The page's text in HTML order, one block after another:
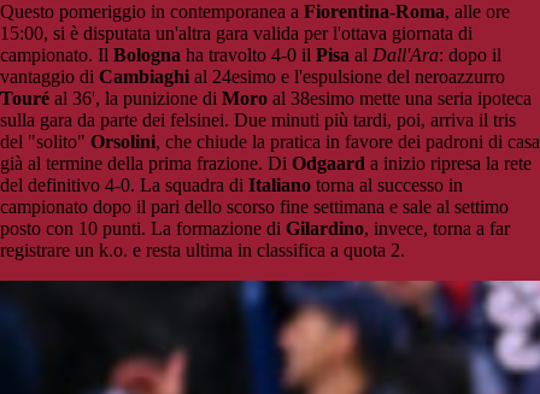
Questo pomeriggio in contemporanea a Fiorentina-Roma, alle ore
15:00, si è disputata un'altra gara valida per l'ottava giornata di
campionato. Il Bologna ha travolto 4-0 il Pisa al Dall'Ara: dopo il
vantaggio di Cambiaghi al 24esimo e l'espulsione del neroazzurro
Touré al 36', la punizione di Moro al 38esimo mette una seria ipoteca
sulla gara da parte dei felsinei. Due minuti più tardi, poi, arriva il tris
del "solito" Orsolini, che chiude la pratica in favore dei padroni di casa
già al termine della prima frazione. Di Odgaard a inizio ripresa la rete
del definitivo 4-0. La squadra di Italiano torna al successo in
campionato dopo il pari dello scorso fine settimana e sale al settimo
posto con 10 punti. La formazione di Gilardino, invece, torna a far
registrare un k.o. e resta ultima in classifica a quota 2.